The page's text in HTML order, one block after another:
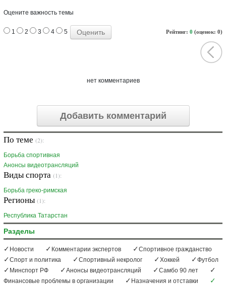
Оцените важность темы
Рейтинг: 0 (оценок: 0)
1 2 3 4 5
нет комментариев
Добавить комментарий
По теме (2):
Борьба спортивная
Анонсы видеотрансляций
Виды спорта (1):
Борьба греко-римская
Регионы (1):
Республика Татарстан
Разделы
Новости Комментарии экспертов
Спортивное гражданство
Спорт и политика
Спортивный некролог Хоккей
Футбол
Минспорт РФ
Анонсы видеотрансляций
Самбо 90 лет
Финансовые проблемы в организации
Назначения и отставки